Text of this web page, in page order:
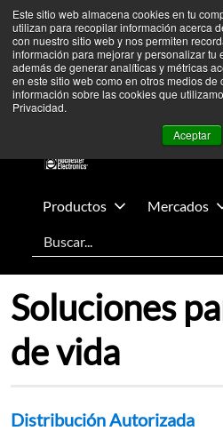
Este sitio web almacena cookies en tu
utilizan para recopilar información acerca
con nuestro sitio web y nos permiten
información para mejorar y personalizar tu
además de generar analíticas y métricas
en este sitio web como en otros medios
información sobre las cookies que
Privacidad.
Aceptar
Saltar
contenido
principal
Saltar
pie
de
página
Estamos monitoreando los
— Las operaciones no se han visto
➜
Novedades
Comuníquese con
sesión
Productos Mercados
Buscar
Soluciones
de vida
Distribución Autorizada